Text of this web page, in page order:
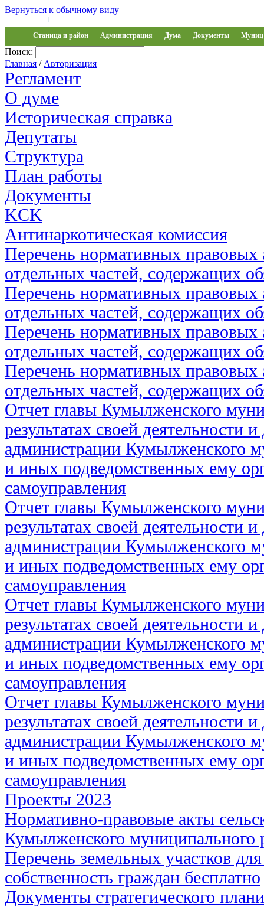
Вернуться к обычному виду
|
Станица и район Администрация Дума Документы Муниц
Обращения
Поиск:
Главная / Авторизация
Регламент
О думе
Историческая справка
Депутаты
Структура
План работы
Документы
KCK
Антинаркотическая комиссия
Перечень нормативных правовых
отдельных частей, содержащих
Перечень нормативных правовых
отдельных частей, содержащих
Перечень нормативных правовых
отдельных частей, содержащих
Перечень нормативных правовых
отдельных частей, содержащих
Отчет главы Кумылженского
результатах своей деятельности
администрации Кумылженского
и иных подведомственных ему
самоуправления
Отчет главы Кумылженского
результатах своей деятельности
администрации Кумылженского
и иных подведомственных ему
самоуправления
Отчет главы Кумылженского
результатах своей деятельности
администрации Кумылженского
и иных подведомственных ему
самоуправления
Отчет главы Кумылженского
результатах своей деятельности
администрации Кумылженского
и иных подведомственных ему
самоуправления
Проекты 2023
Нормативно-правовые акты
Кумылженского муниципального
Перечень земельных участков
собственность граждан бесплатно
Документы стратегического